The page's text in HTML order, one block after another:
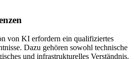
von KI erfordern ein qualifiziertes
Dazu gehören sowohl technische
und infrastrukturelles Verständnis.